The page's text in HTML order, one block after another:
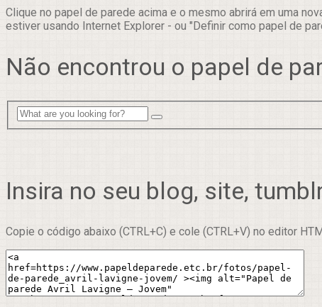
Clique no papel de parede acima e o mesmo abrirá em uma
estiver usando Internet Explorer - ou "Definir como papel de
Não encontrou o papel de
Insira no seu blog, site,
Copie o código abaixo (CTRL+C) e cole (CTRL+V) no editor